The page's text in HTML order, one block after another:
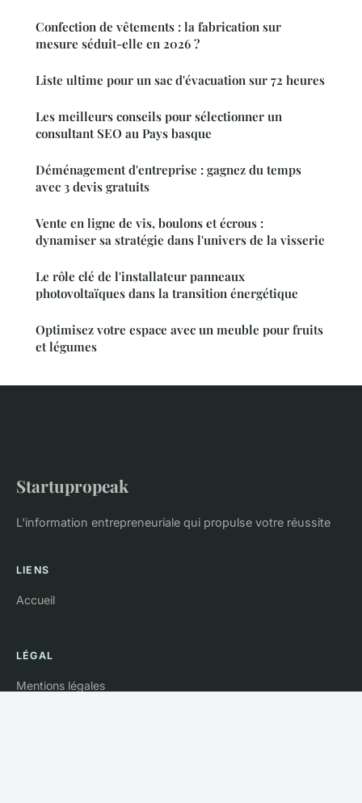
Confection de vêtements : la fabrication sur
mesure séduit-elle en 2026 ?
Liste ultime pour un sac d'évacuation sur 72 heures
Les meilleurs conseils pour sélectionner un
consultant SEO au Pays basque
Déménagement d'entreprise : gagnez du temps
avec 3 devis gratuits
Vente en ligne de vis, boulons et écrous :
dynamiser sa stratégie dans l'univers de la visserie
Le rôle clé de l'installateur panneaux
photovoltaïques dans la transition énergétique
Optimisez votre espace avec un meuble pour fruits
et légumes
Startupropeak
L'information entrepreneuriale qui propulse votre réussite
LIENS
Accueil
LÉGAL
Mentions légales